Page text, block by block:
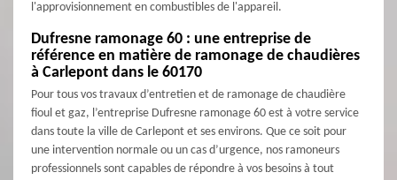
l'approvisionnement en combustibles de l'appareil.
Dufresne ramonage 60 : une entreprise de
référence en matière de ramonage de chaudières
à Carlepont dans le 60170
Pour tous vos travaux d’entretien et de ramonage de chaudière
fioul et gaz, l’entreprise Dufresne ramonage 60 est à votre service
dans toute la ville de Carlepont et ses environs. Que ce soit pour
une intervention normale ou un cas d’urgence, nos ramoneurs
professionnels sont capables de répondre à vos besoins à tout